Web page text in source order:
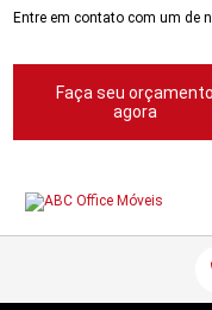
Entre em contato com um de
Faça seu orçamento
agora